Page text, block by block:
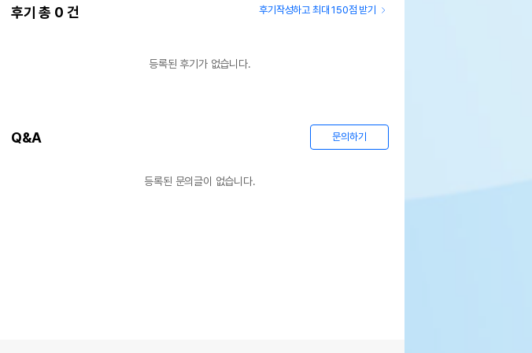
후기 총 0 건 후기작성하고 최대 150점 받기
등록된 후기가 없습니다.
Q&A 문의하기
등록된 문의글이 없습니다.